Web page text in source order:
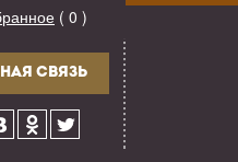
( 0 )
СВЯЗЬ